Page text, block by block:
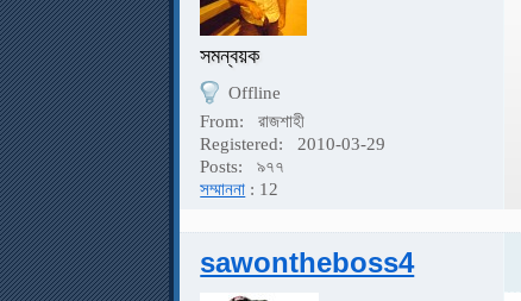
সমন্বয়ক
Offline
From:
রাজশাহী
Registered:
2010-03-29
Posts:
৯৭৭
সম্মাননা : 12
sawontheboss4